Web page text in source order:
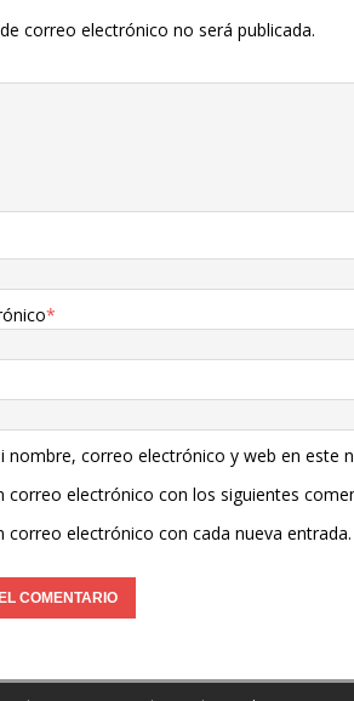
correo electrónico no será publicada.
*
nombre, correo electrónico y web en este
correo electrónico con los siguientes
correo electrónico con cada nueva entrada.